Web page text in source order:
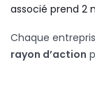
associé prend 2
Chaque
rayon d’action